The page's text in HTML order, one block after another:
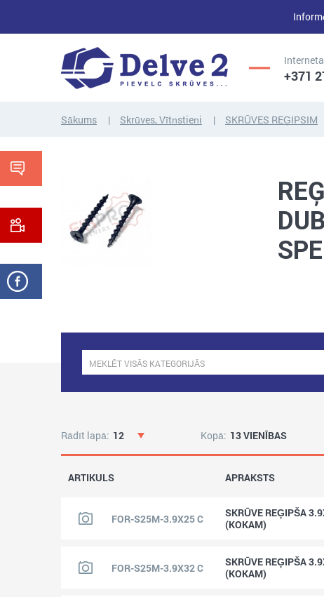
+371
VĪTŅSTIEŅI
Sākums Skrūves, Vītņstieņi SKRŪVES REĢIPSIM
Rādīt lapā: 12 Kopā: 13 VIENĪBAS
ARTIKULS APRAKSTS
FOR-S25M-3.9X25 C
SKRŪVE REĢIPŠA
(KOKAM)
FOR-S25M-3.9X32 C
SKRŪVE REĢIPŠA
(KOKAM)